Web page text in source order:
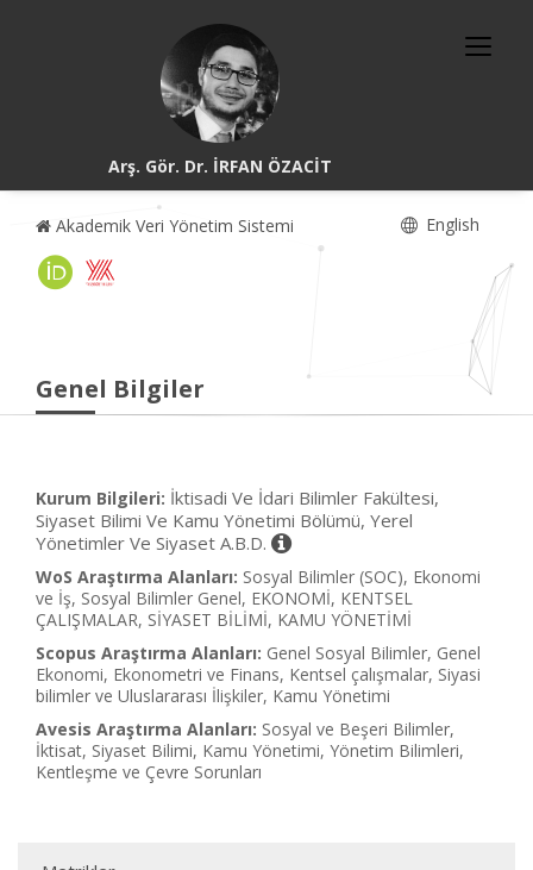
Arş. Gör. Dr. İRFAN ÖZACİT
Akademik Veri Yönetim Sistemi English
Genel Bilgiler
Kurum Bilgileri: İktisadi Ve İdari Bilimler Fakültesi,
Siyaset Bilimi Ve Kamu Yönetimi Bölümü, Yerel
Yönetimler Ve Siyaset A.B.D.
WoS Araştırma Alanları: Sosyal Bilimler (SOC), Ekonomi
ve İş, Sosyal Bilimler Genel, EKONOMİ, KENTSEL
ÇALIŞMALAR, SİYASET BİLİMİ, KAMU YÖNETİMİ
Scopus Araştırma Alanları: Genel Sosyal Bilimler, Genel
Ekonomi, Ekonometri ve Finans, Kentsel çalışmalar, Siyasi
bilimler ve Uluslararası İlişkiler, Kamu Yönetimi
Avesis Araştırma Alanları: Sosyal ve Beşeri Bilimler,
İktisat, Siyaset Bilimi, Kamu Yönetimi, Yönetim Bilimleri,
Kentleşme ve Çevre Sorunları